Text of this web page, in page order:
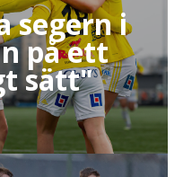
segern i
på ett
sätt"